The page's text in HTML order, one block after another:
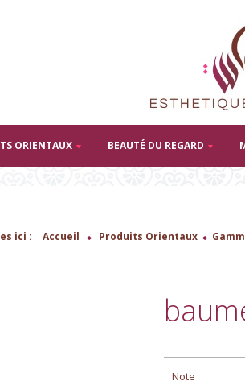
ORIENTAUX BEAUTÉ DU REGARD
ici : Accueil > Produits Orientaux >
Note